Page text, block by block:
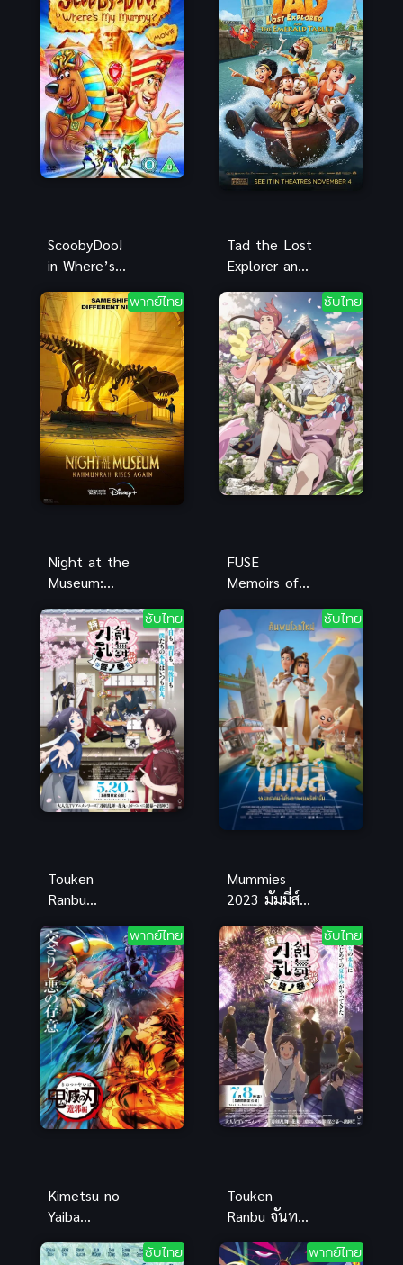
พากย์ไทย
the World)
แค่วาดฝันให้
โลกสวย พากย์
ไทย
ScoobyDoo!
in Where’s
(2005) สกูบี้ดู
แดนฟาโรห์
พากย์ไทย
Tad the Lost
Explorer and
Tablet
(2022) ซับ
ไทย
พากย์ไทย
Night at the
Museum:
Rises Again
(2022) พากย์
ไทยฟรี
ซับไทย
FUSE
Memoirs of a
ฮันเตอร์ เกิร์ล
ซับไทยดูฟรีที่
ซับไทย
Touken
Ranbu
เหมันต์ โท
เคนรันบุ ฮา
นามารุ ซับ
ไทย อนิเมะฮิต
ซับไทย
Mummies
2023 มัมมี่ส์
แอนิเมชัน
ครอบครัวผจญ
ภัยสุดแสนน่า
รัก
พากย์ไทย
Kimetsu no
Yaiba
พากย์ไทย
ซับไทย
Touken
Ranbu จันทรา
จันทรา โท
ซับไทย พากย์ไทย